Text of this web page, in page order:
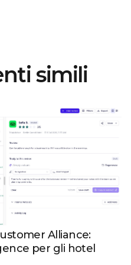
simili
Alliance:
per gli hotel